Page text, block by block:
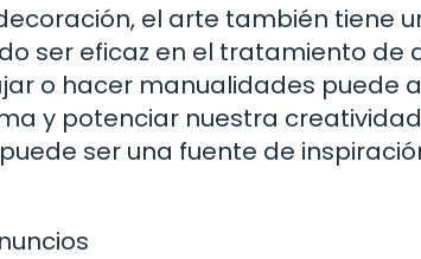
el arte también tiene
ser eficaz en el tratamiento de
o hacer manualidades puede
y potenciar nuestra
ser una fuente de